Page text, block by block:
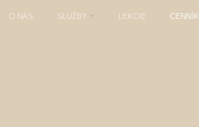
O NÁS SLUŽBY LEKCIE CENNÍK